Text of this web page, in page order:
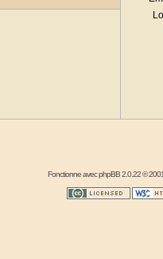
Fonctionne avecphpBB2.0.22 ©